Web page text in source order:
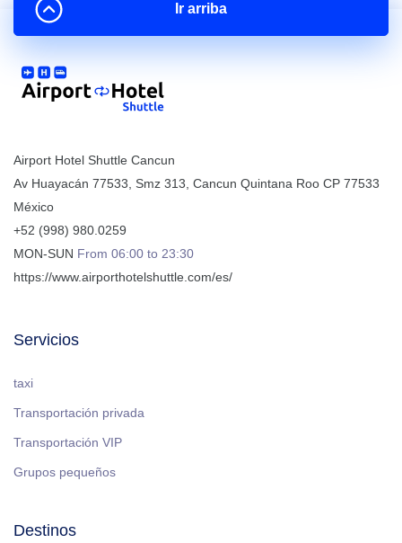
Airport Hotel Shuttle Cancun
Av Huayacán 77533, Smz 313 Cancun Quintana Roo CP 77533
México
+52 (998) 980.0259
MON-SUN From 06:00 to 23:30
https://www.airporthotelshuttle.com/es/
Servicios
taxi
Transportación privada
Transportación VIP
Grupos pequeños
Destinos
Ir arriba